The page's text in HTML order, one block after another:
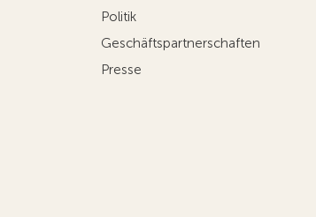
Politik
Geschäftspartnerschaften
Presse